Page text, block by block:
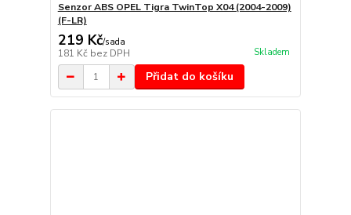
Senzor ABS OPEL Tigra TwinTop X04 (2004-2009)
(F-LR)
219 Kč/sada
181 Kč bez DPH Skladem
Přidat do košíku